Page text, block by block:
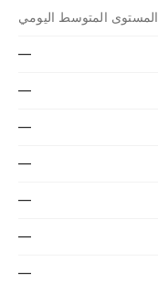
المستوى المتوسط اليومي
—
—
—
—
—
—
—